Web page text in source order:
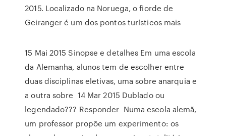
2015. Localizado na Noruega, o fiorde de
Geiranger é um dos pontos turísticos mais
15 Mai 2015 Sinopse e detalhes Em uma escola
da Alemanha, alunos tem de escolher entre
duas disciplinas eletivas, uma sobre anarquia e
a outra sobre 14 Mar 2015 Dublado ou
legendado??? Responder Numa escola alemã,
um professor propõe um experimento: os